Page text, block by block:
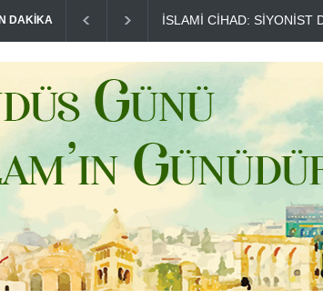
DAKİKA NAİM KASIM: İRAN